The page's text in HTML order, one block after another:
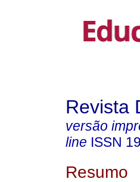
Revista
versão
line ISSN
Resumo